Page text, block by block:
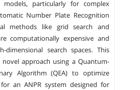
models, particularly for complex
Number Plate Recognition
methods like grid search and
computationally expensive and
dimensional search spaces. This
approach using a Quantum-
Algorithm (QEA) to optimize
an ANPR system designed for